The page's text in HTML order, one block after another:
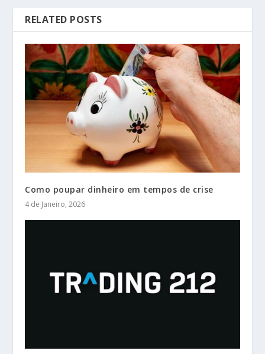
RELATED POSTS
Como poupar dinheiro em tempos de crise
4 de Janeiro, 2026